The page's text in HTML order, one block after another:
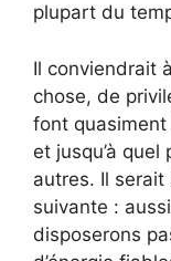
plupart du
Il conviendrait
chose, de
font quasiment
et jusqu’à
autres. Il
suivante :
disposerons